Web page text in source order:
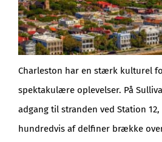
Charleston har en stærk kulturel
spektakulære oplevelser. På
adgang til stranden ved Station
hundredvis af delfiner brække